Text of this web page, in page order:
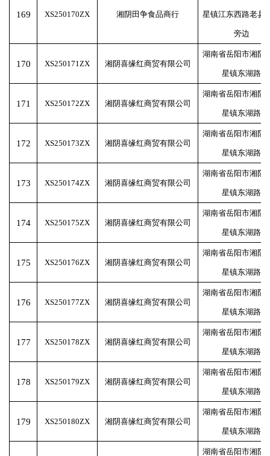
169 XS250170ZX 湘阴田争食品商行 星镇江东西路老县
旁边
170 XS250171ZX 湘阴喜缘红商贸有限公司
湖南省岳阳市湘阴
星镇东湖路
171 XS250172ZX 湘阴喜缘红商贸有限公司
湖南省岳阳市湘阴
星镇东湖路
172 XS250173ZX 湘阴喜缘红商贸有限公司
湖南省岳阳市湘阴
星镇东湖路
173 XS250174ZX 湘阴喜缘红商贸有限公司
湖南省岳阳市湘阴
星镇东湖路
174 XS250175ZX 湘阴喜缘红商贸有限公司
湖南省岳阳市湘阴
星镇东湖路
175 XS250176ZX 湘阴喜缘红商贸有限公司
湖南省岳阳市湘阴
星镇东湖路
176 XS250177ZX 湘阴喜缘红商贸有限公司
湖南省岳阳市湘阴
星镇东湖路
177 XS250178ZX 湘阴喜缘红商贸有限公司
湖南省岳阳市湘阴
星镇东湖路
178 XS250179ZX 湘阴喜缘红商贸有限公司
湖南省岳阳市湘阴
星镇东湖路
179 XS250180ZX 湘阴喜缘红商贸有限公司
湖南省岳阳市湘阴
星镇东湖路
湖南省岳阳市湘阴